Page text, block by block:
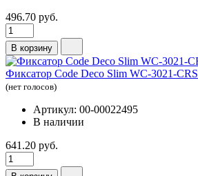
496.70 руб.
В корзину
Фиксатор Code Deco Slim WC-3021-CRS
(нет голосов)
Артикул: 00-00022495
В наличии
641.20 руб.